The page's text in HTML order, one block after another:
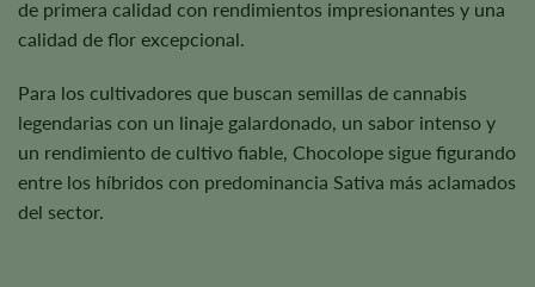
de primera calidad con rendimientos impresionantes y una
calidad de flor excepcional.
Para los cultivadores que buscan semillas de cannabis
legendarias con un linaje galardonado, un sabor intenso y
un rendimiento de cultivo fiable, Chocolope sigue figurando
entre los híbridos con predominancia Sativa más aclamados
del sector.